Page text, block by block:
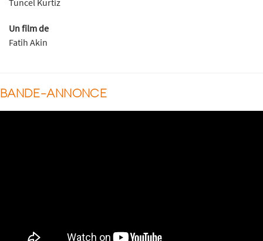
Tuncel Kurtiz
Un film de
Fatih Akin
BANDE-ANNONCE